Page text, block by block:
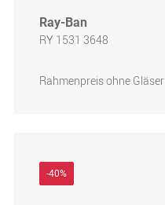
Ray-Ban
RY 1531 3648
Rahmenpreis ohne Gläser
-40%